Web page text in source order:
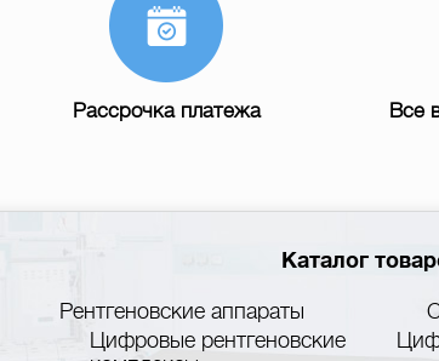
Рассрочка платежа Все
Каталог
Рентгеновские аппараты
Цифровые рентгеновские